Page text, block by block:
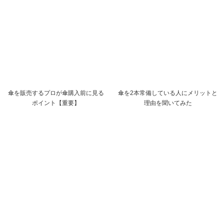
傘を販売するプロが傘購入前に見る
ポイント【重要】
傘を2本常備している人にメリットと
理由を聞いてみた